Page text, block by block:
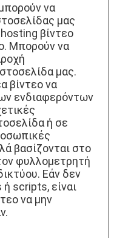
να
μας
βίντεο
Μπορούν να
μας.
βίντεο να
ενδιαφερόντων
ή σε
βασίζονται στο
φυλλομετρητή
Εάν δεν
scripts, είναι
να μην